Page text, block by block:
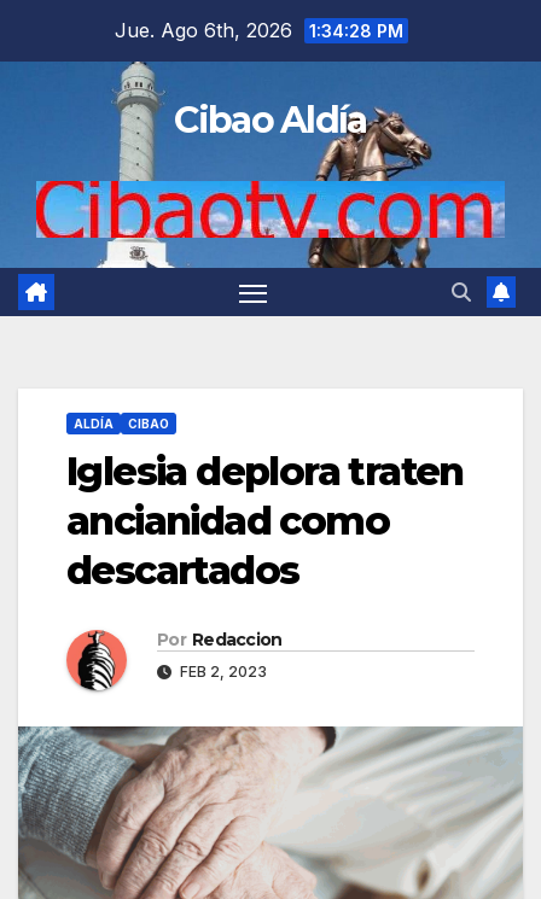
Jue. Ago 6th, 2026 1:34:29 PM
Cibao Aldía
ALDÍA CIBAO
Iglesia deplora traten
ancianidad como
descartados
Por Redaccion
FEB 2, 2023